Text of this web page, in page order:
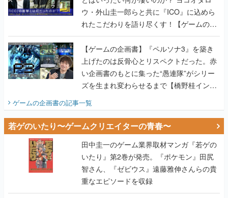
ウ・外山圭一郎らと共に『ICO』に込めら
れたこだわりを語り尽くす！【ゲームの企
画書】
【ゲームの企画書】『ペルソナ3』を築き
上げたのは反骨心とリスペクトだった。赤
い企画書のもとに集った“愚連隊”がシリー
ズを生まれ変わらせるまで【橋野桂インタ
ビュー】
ゲームの企画書の記事一覧
若ゲのいたり〜ゲームクリエイターの青春〜
田中圭一のゲーム業界取材マンガ『若ゲの
いたり』第2巻が発売。『ポケモン』田尻
智さん、『ゼビウス』遠藤雅伸さんらの貴
重なエピソードを収録